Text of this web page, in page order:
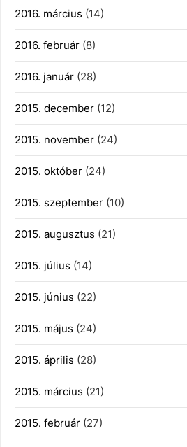
2016. március (14)
2016. február (8)
2016. január (28)
2015. december (12)
2015. november (24)
2015. október (24)
2015. szeptember (10)
2015. augusztus (21)
2015. július (14)
2015. június (22)
2015. május (24)
2015. április (28)
2015. március (21)
2015. február (27)